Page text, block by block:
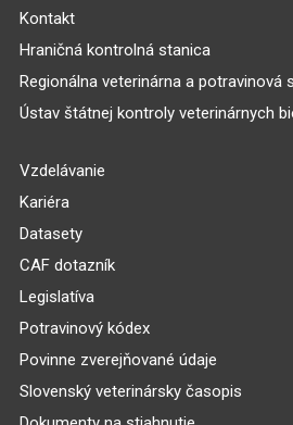
Kontakt
Hraničná kontrolná stanica
Regionálna veterinárna a potravinová
Ústav štátnej kontroly veterinárnych
Vzdelávanie
Kariéra
Datasety
CAF dotazník
Legislatíva
Potravinový kódex
Povinne zverejňované údaje
Slovenský veterinársky časopis